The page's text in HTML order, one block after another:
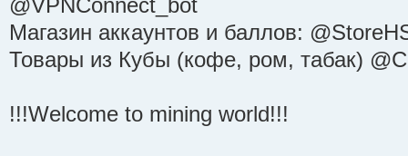
@VPNConnect_bot
Магазин аккаунтов и баллов:
Товары из Кубы (кофе, ром, табак)
!!!Welcome to mining world!!!